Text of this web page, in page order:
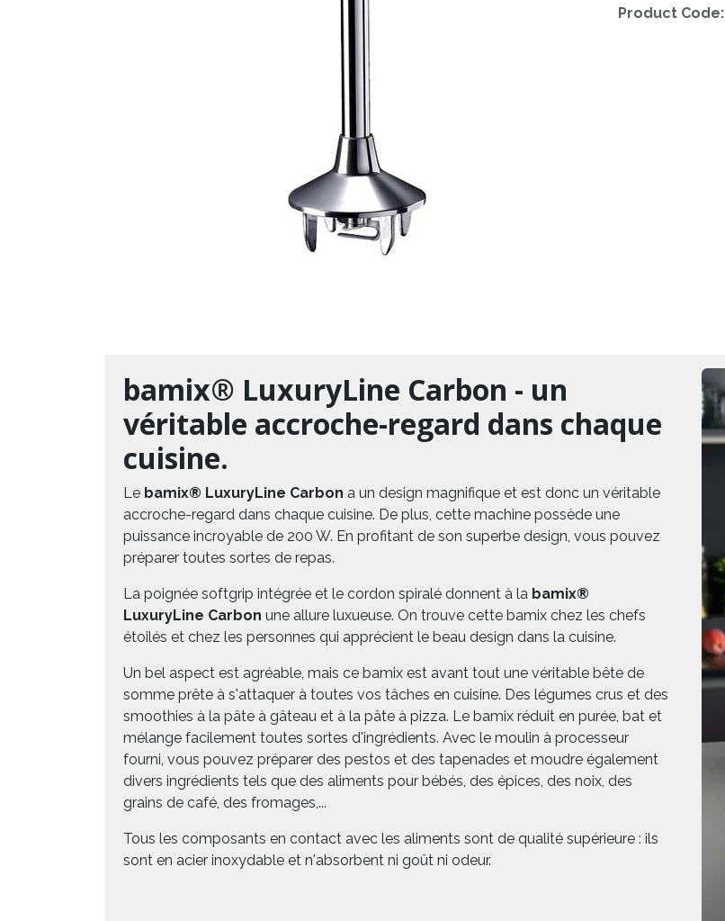
Product Code:
bamix® LuxuryLine Carbon - un
véritable accroche-regard dans chaque
cuisine.
Le bamix® LuxuryLine Carbon a un design magnifique et est donc un véritable
accroche-regard dans chaque cuisine. De plus, cette machine possède une
puissance incroyable de 200 W. En profitant de son superbe design, vous pouvez
préparer toutes sortes de repas.
La poignée softgrip intégrée et le cordon spiralé donnent à la bamix®
LuxuryLine Carbon une allure luxueuse. On trouve cette bamix chez les chefs
étoilés et chez les personnes qui apprécient le beau design dans la cuisine.
Un bel aspect est agréable, mais ce bamix est avant tout une véritable bête de
somme prête à s'attaquer à toutes vos tâches en cuisine. Des légumes crus et des
smoothies à la pâte à gâteau et à la pâte à pizza. Le bamix réduit en purée, bat et
mélange facilement toutes sortes d'ingrédients. Avec le moulin à processeur
fourni, vous pouvez préparer des pestos et des tapenades et moudre également
divers ingrédients tels que des aliments pour bébés, des épices, des noix, des
grains de café, des fromages,...
Tous les composants en contact avec les aliments sont de qualité supérieure : ils
sont en acier inoxydable et n'absorbent ni goût ni odeur.